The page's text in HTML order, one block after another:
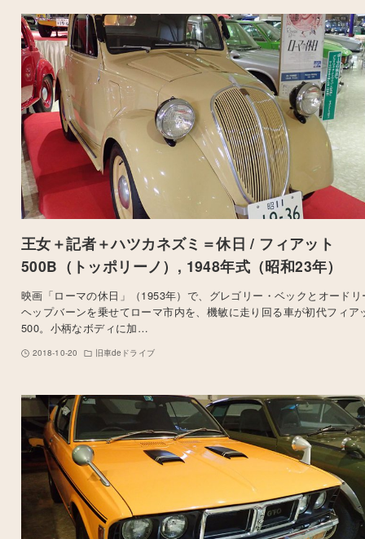
王女＋記者＋ハツカネズミ＝休日 / フィアット
500B（トッポリーノ）, 1948年式（昭和23年）
映画「ローマの休日」（1953年）で、グレゴリー・ベックとオードリ
ヘップバーンを乗せてローマ市内を、機敏に走り回る車が初代フィア
500。小柄なボディに加…
2018-10-20 旧車deドライブ